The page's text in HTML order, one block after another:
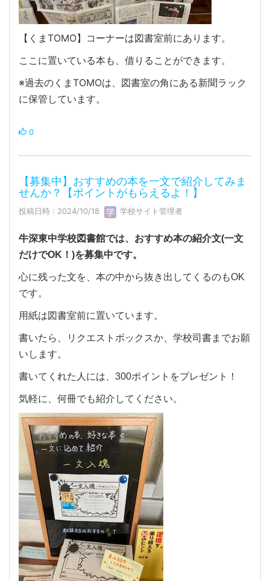
【くまTOMO】コーナーは図書室前にあります。
ここに置いている本も、借りることができます。
※過去のくまTOMOは、図書室の角にある新聞ラック
に保管しています。
0
【募集中】おすすめの本を一文で紹介してみま
せんか？【ポイントがもらえるよ！】
投稿日時 : 2024/10/18 学校サイト管理者
牛深東中学校図書館では、おすすめ本の紹介文(一文
だけでOK！)を募集中です。
心に残った文を、本の中から抜き出してくるのもOK
です。
用紙は図書室前に置いています。
書いたら、リクエストボックスか、学校司書までお願
いします。
書いてくれた人には、300ポイントをプレゼント！
気軽に、何冊でも紹介してください。